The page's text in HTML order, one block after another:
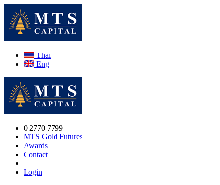
Thai
Eng
0 2770 7799
MTS Gold Futures
Awards
Contact
Login